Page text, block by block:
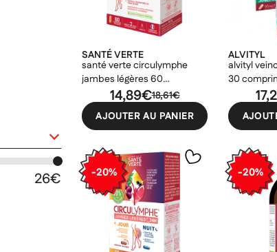
26€
SANTÉ VERTE
santé verte circulymphe
jambes légères 60
comprimés sécables
18,61€
14,89€
AJOUTER AU PANIER
ALVITYL
alvityl
30
-20% -20%